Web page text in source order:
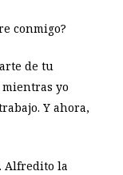
conmigo?
de tu
yo
Y ahora,
Alfredito la